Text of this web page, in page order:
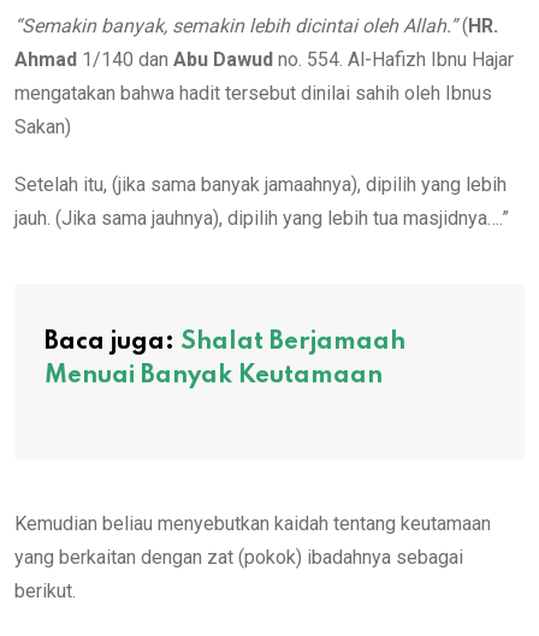
“Semakin banyak, semakin lebih dicintai oleh Allah.”(HR.
Ahmad 1/140 dan Abu Dawud no. 554. Al-Hafizh Ibnu Hajar
mengatakan bahwa hadit tersebut dinilai sahih oleh Ibnus
Sakan)
Setelah itu, (jika sama banyak jamaahnya), dipilih yang lebih
jauh. (Jika sama jauhnya), dipilih yang lebih tua masjidnya….”
Baca juga: Shalat Berjamaah
Menuai Banyak Keutamaan
Kemudian beliau menyebutkan kaidah tentang keutamaan
yang berkaitan dengan zat (pokok) ibadahnya sebagai
berikut.